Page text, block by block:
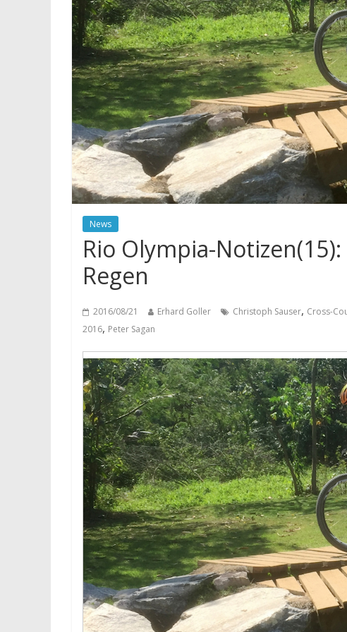
News
Rio Olympia-
Regen
2016/08/21 Erhard Goller Christoph Sauser, Cross-
2016, Peter Sagan